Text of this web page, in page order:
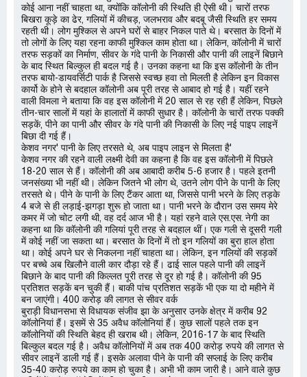
कोई आना नहीं चाहता था, क्योंकि कॉलोनी की स्थिति ही ऐसी थी। चारों तरफ
बिखरा कूड़े का ढेर, गलियों में कीचड़, जलभराव और बदबू जैसी स्थिति हर समय
रहती थी। लोग मुश्किल से अपने घरों से बाहर निकल पाते थे। बरसात के दिनों में
तो लोगों के लिए यहा रहना काफी मुश्किल काम होता था। लेकिन, कॉलोनी में चारों
तरफ सड़कों का निर्माण, सीवर के गंदे पानी के निकासी और पानी की लाइनें बिछाने
के बाद स्थित बिल्कुल ही बदल गई है। उनका कहना था कि इस कॉलोनी के तीन
तरफ बायो-डायवर्सिटी पार्क है जिससे स्वच्छ हवा तो मिलती है लेकिन इन विकास
कार्यो के होने से बदहाल कॉलोनी अब पूरी तरह से आबाद हो गई है। यहीं रहने
वाली विमला ने बताया कि वह इस कॉलोनी में 20 साल से रह रही हैं लेकिन, पिछले
तीन-चार सालों में यहां के हालातों में काफी सुधार है। कॉलोनी के चारों तरफ पक्की
सड़कें, पीने का पानी और सीवर के गंदे पानी की निकासी के लिए नई पाइप लाइनें
बिछा दी गई हैं।
केशव नगर' पानी के लिए तरसते थे, अब पाइप लाइन से मिलता है'
केशव नगर की रहने वाली लक्ष्मी देवी का कहना है कि वह इस कॉलोनी में पिछले
18-20 साल से हैं। कॉलोनी की अब आबादी करीब 5-6 हजार है। पहले इतनी
जनसंख्या भी नहीं थी। लेकिन जितने भी लोग थे, उतने लोग पीने के पानी के लिए
तरसते थे। पीने के पानी के लिए टैंकर आता था, जिससे पानी भरने के लिए तड़के
4 बजे से ही लड़ाई-झगड़ा शुरू हो जाता था। पानी भरने के दौरान उस समय मेरे
कमर में जो चोट लगी थी, वह दर्द आज भी है। यहां रहने वाले एस.एस. नेगी का
कहना था कि कॉलोनी की गलियां पूरी तरह से बदहाल थीं। एक गली से दूसरी गली
में कोई नहीं जा सकता था। बरसात के दिनों में तो इन गलियों का बुरा हाल होता
था। कोई अपने घर से निकलना नहीं चाहता था। लेकिन, इन गलियों की सड़कों
पर बच्चे अब खिलौने वाली कार दौड़ा रहे हैं। ढाई साल पहले पानी की लाइनें
बिछाने के बाद पानी की किल्लत पूरी तरह से दूर हो गई है। कॉलोनी की 95
प्रतिशत सड़कें बन चुकी हैं। बाकी पांच प्रतिशत सड़कें भी एक या दो महीने में
बन जाएंगी। 400 करोड़ की लागत से सीवर वर्क
बुराड़ी विधानसभा से विधायक संजीव झा के अनुसार उनके क्षेत्र में करीब 92
कॉलोनियां हैं। इसमें से 35 अवैध कॉलोनियां हैं। कुछ सालों पहले तक इन
कॉलोनियों की स्थिति बेहद ही खराब थी। लेकिन, 2016-17 के बाद स्थिति
बिल्कुल बदल गई है। अवैध कॉलोनियों में अब तक 400 करोड़ रुपये की लागत से
सीवर लाइनें डाली गई हैं। इसके अलावा पीने के पानी की सप्लाई के लिए करीब
35-40 करोड़ रुपये का काम हो चुका है। अभी भी काम जारी है। आने वाले कुछ